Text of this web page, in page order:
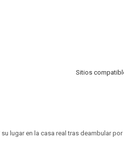
Sitios
lugar en la casa real tras deambular